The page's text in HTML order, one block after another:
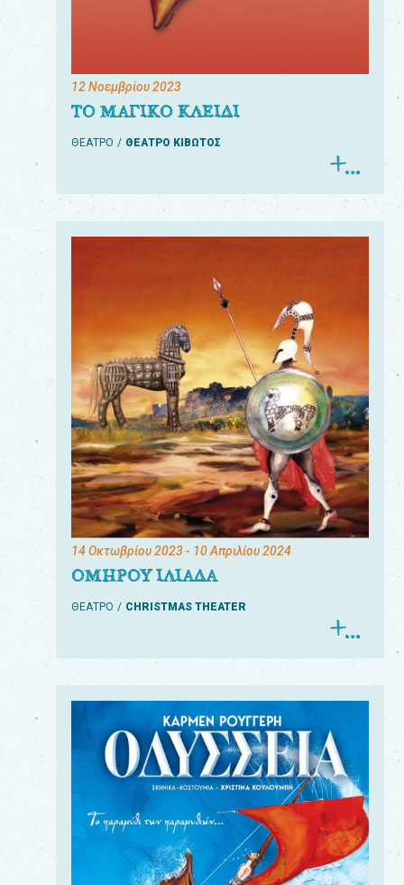
12 Νοεμβρίου 2023
ΤΟ ΜΑΓΙΚΟ ΚΛΕΙΔΙ
ΘΕΑΤΡΟ ΘΕΑΤΡΟ ΚΙΒΩΤΟΣ
14 Οκτωβρίου 2023- 10 Απριλίου 2024
ΟΜΗΡΟΥ ΙΛΙΑΔΑ
ΘΕΑΤΡΟ CHRISTMAS THEATER